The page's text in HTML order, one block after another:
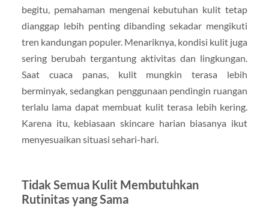
begitu, pemahaman mengenai kebutuhan kulit tetap
dianggap lebih penting dibanding sekadar mengikuti
tren kandungan populer. Menariknya, kondisi kulit juga
sering berubah tergantung aktivitas dan lingkungan.
Saat cuaca panas, kulit mungkin terasa lebih
berminyak, sedangkan penggunaan pendingin ruangan
terlalu lama dapat membuat kulit terasa lebih kering.
Karena itu, kebiasaan skincare harian biasanya ikut
menyesuaikan situasi sehari-hari.
Tidak Semua Kulit Membutuhkan
Rutinitas yang Sama